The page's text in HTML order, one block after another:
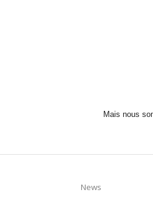
Mais nous
News